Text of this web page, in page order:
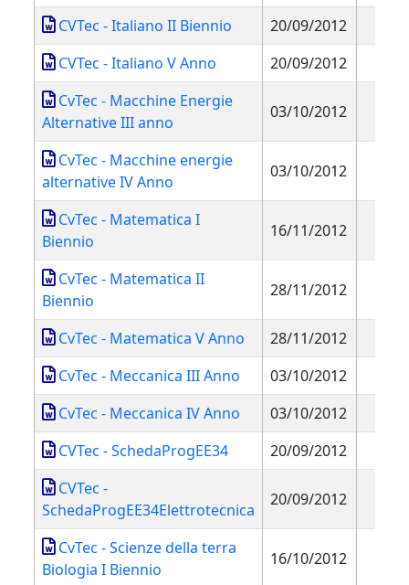
CVTec - Italiano II Biennio
20/09/2012
CVTec - Italiano V Anno
20/09/2012
CvTec - Macchine Energie
Alternative III anno
03/10/2012
CvTec - Macchine energie
alternative IV Anno
03/10/2012
CvTec - Matematica I
Biennio
16/11/2012
CvTec - Matematica II
Biennio
28/11/2012
CvTec - Matematica V Anno
28/11/2012
CvTec - Meccanica III Anno
03/10/2012
CvTec - Meccanica IV Anno
03/10/2012
CVTec - SchedaProgEE34
20/09/2012
CVTec -
SchedaProgEE34Elettrotecnica
20/09/2012
CvTec - Scienze della terra
Biologia I Biennio
16/10/2012